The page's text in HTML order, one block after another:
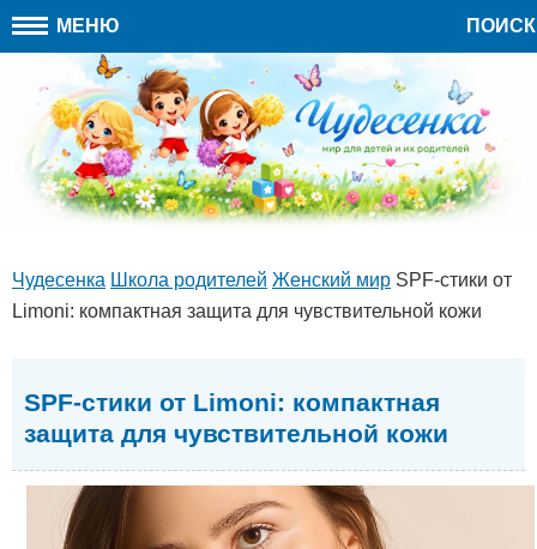
МЕНЮ ПОИСК
Чудесенка Школа родителей Женский мир SPF-стики от
Limoni: компактная защита для чувствительной кожи
SPF-стики от Limoni: компактная
защита для чувствительной кожи